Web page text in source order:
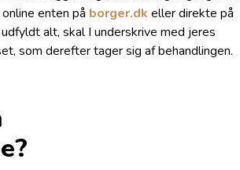
enten på borger.dk eller direkte på
alt, skal I underskrive med jeres
som derefter tager sig af behandlingen.